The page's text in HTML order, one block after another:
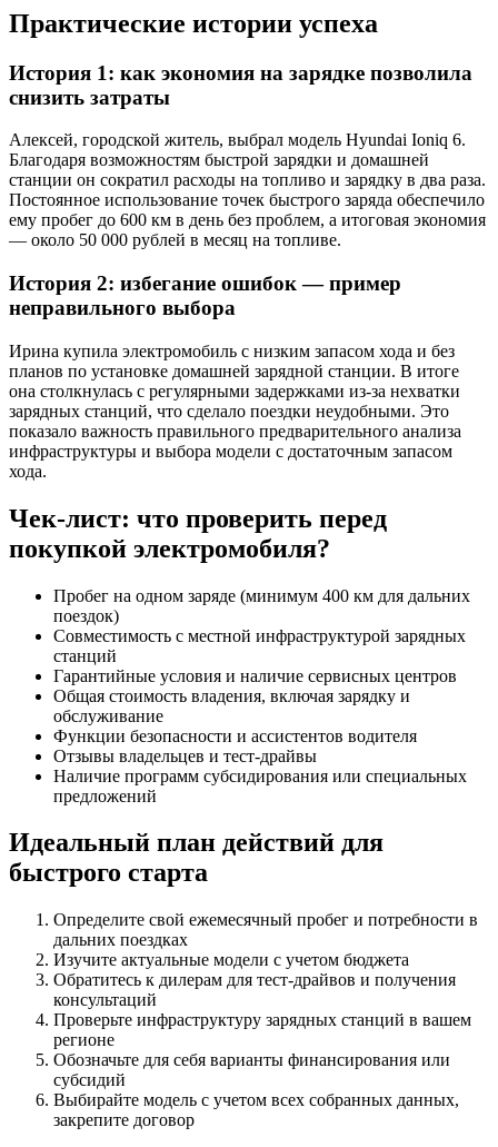
Практические истории успеха
История 1: как экономия на зарядке позволила
снизить затраты
Алексей, городской житель, выбрал модель Hyundai Ioniq 6.
Благодаря возможностям быстрой зарядки и домашней
станции он сократил расходы на топливо и зарядку в два раза.
Постоянное использование точек быстрого заряда обеспечило
ему пробег до 600 км в день без проблем, а итоговая экономия
— около 50 000 рублей в месяц на топливе.
История 2: избегание ошибок — пример
неправильного выбора
Ирина купила электромобиль с низким запасом хода и без
планов по установке домашней зарядной станции. В итоге
она столкнулась с регулярными задержками из-за нехватки
зарядных станций, что сделало поездки неудобными. Это
показало важность правильного предварительного анализа
инфраструктуры и выбора модели с достаточным запасом
хода.
Чек-лист: что проверить перед
покупкой электромобиля?
Пробег на одном заряде (минимум 400 км для дальних
поездок)
Совместимость с местной инфраструктурой зарядных
станций
Гарантийные условия и наличие сервисных центров
Общая стоимость владения, включая зарядку и
обслуживание
Функции безопасности и ассистентов водителя
Отзывы владельцев и тест-драйвы
Наличие программ субсидирования или специальных
предложений
Идеальный план действий для
быстрого старта
Определите свой ежемесячный пробег и потребности в
дальних поездках
Изучите актуальные модели с учетом бюджета
Обратитесь к дилерам для тест-драйвов и получения
консультаций
Проверьте инфраструктуру зарядных станций в вашем
регионе
Обозначьте для себя варианты финансирования или
субсидий
Выбирайте модель с учетом всех собранных данных,
закрепите договор